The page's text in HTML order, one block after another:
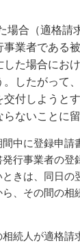
場合（適格請
業者である
た場合にお
したがって
付しようと
ないことに留
中に登録申
行事業者の
きは、同日
、その間の
続人が適格